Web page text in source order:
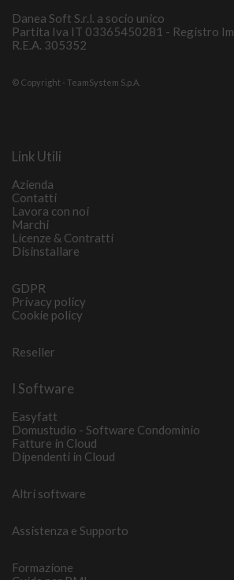
Danea Soft S.r.l. a socio unico
Partita Iva IT 03365450281 - Registro
R.E.A. 305352
© Copyright - TeamSystem S.p.A.
Link Utili
Azienda
Contatti
Lavora con noi
Marchi
Licenze & Contratti
Disinstallare
GDPR
Privacy policy
Cookie policy
Reseller
I Software
Easyfatt
Domustudio - Software Condominio
Fatture in Cloud
Dipendenti in Cloud
Altri software
Assistenza e Supporto
Formazione